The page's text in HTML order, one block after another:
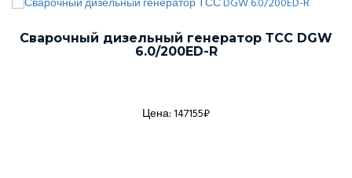
Сварочный дизельный генератор ТСС DGW
6.0/200ED-R
Цена: 147155₽